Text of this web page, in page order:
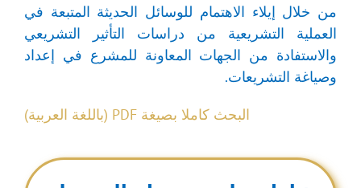
من خلال إيلاء الاهتمام للوسائل الحديثة المتبعة في
العملية التشريعية من دراسات التأثير التشريعي
والاستفادة من الجهات المعاونة للمشرع في إعداد
وصياغة التشريعات.
البحث كاملا بصيغة PDF (باللغة العربية)